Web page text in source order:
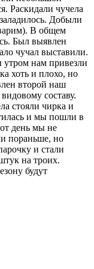
Раскидали чучела
Добыли
В общем
Был выявлен
чучал выставили.
утром нам привезли
хоть и плохо, но
второй наш
составу.
стояли чирка и
и мы пошли в
день мы не
пораньше, но
и стали
на троих.
будут